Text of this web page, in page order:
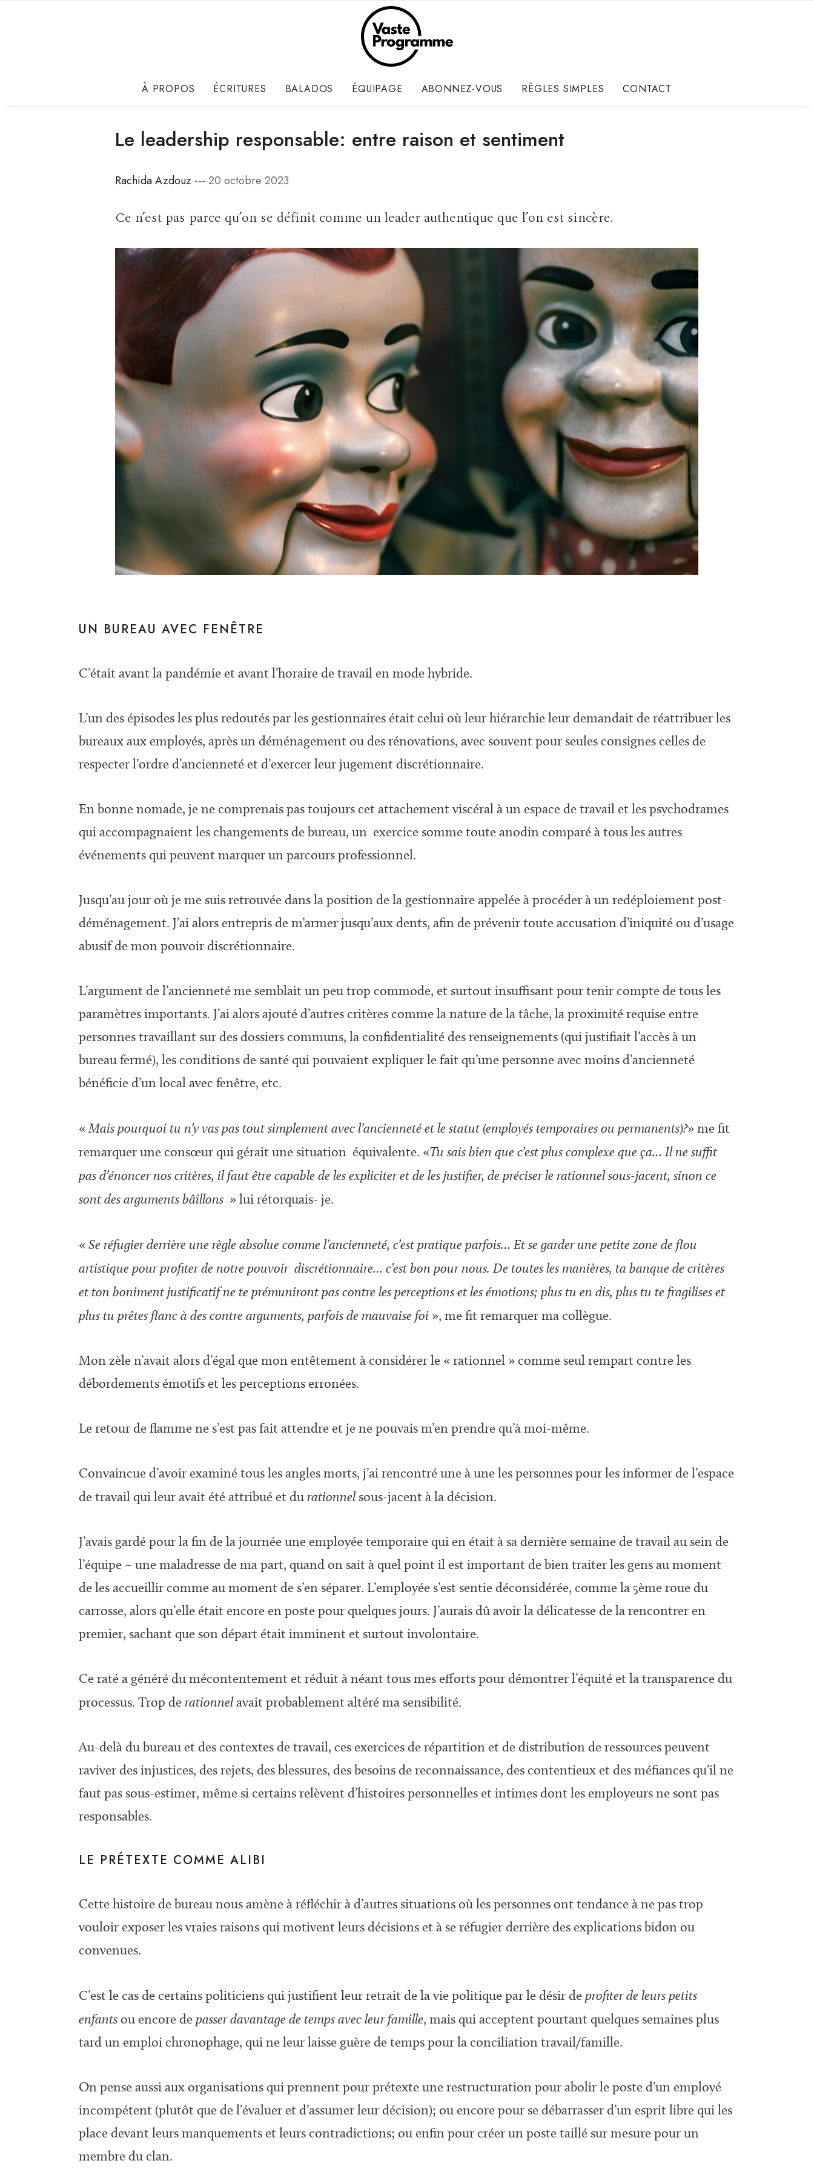
À PROPOS ÉCRITURES BALADOS ÉQUIPAGE ABONNEZ-VOUS RÈGLES SIMPLES CONTACT
Le leadership responsable: entre raison et sentiment
Rachida Azdouz --- 20 octobre 2023
Ce n’est pas parce qu’on se définit comme un leader authentique que l’on est sincère.
UN BUREAU AVEC FENÊTRE
C’était avant la pandémie et avant l’horaire de travail en mode hybride.
L’un des épisodes les plus redoutés par les gestionnaires était celui où leur hiérarchie leur demandait de réattribuer les
bureaux aux employés, après un déménagement ou des rénovations, avec souvent pour seules consignes celles de
respecter l’ordre d’ancienneté et d’exercer leur jugement discrétionnaire.
En bonne nomade, je ne comprenais pas toujours cet attachement viscéral à un espace de travail et les psychodrames
qui accompagnaient les changements de bureau, un exercice somme toute anodin comparé à tous les autres
événements qui peuvent marquer un parcours professionnel.
Jusqu’au jour où je me suis retrouvée dans la position de la gestionnaire appelée à procéder à un redéploiement post-
déménagement. J’ai alors entrepris de m’armer jusqu’aux dents, afin de prévenir toute accusation d’iniquité ou d’usage
abusif de mon pouvoir discrétionnaire.
L’argument de l’ancienneté me semblait un peu trop commode, et surtout insuffisant pour tenir compte de tous les
paramètres importants. J’ai alors ajouté d’autres critères comme la nature de la tâche, la proximité requise entre
personnes travaillant sur des dossiers communs, la confidentialité des renseignements (qui justifiait l’accès à un
bureau fermé), les conditions de santé qui pouvaient expliquer le fait qu’une personne avec moins d’ancienneté
bénéficie d’un local avec fenêtre, etc.
«Mais pourquoi tu n’y vas pas tout simplement avec l’ancienneté et le statut (employés temporaires ou permanents)?» me fit
remarquer une consœur qui gérait une situation équivalente. «Tu sais bien que c’est plus complexe que ça… Il ne suffit
pas d’énoncer nos critères, il faut être capable de les expliciter et de les justifier, de préciser le rationnel sous-jacent, sinon ce
sont des arguments bâillons » lui rétorquais- je.
«Se réfugier derrière une règle absolue comme l’ancienneté, c’est pratique parfois… Et se garder une petite zone de flou
artistique pour profiter de notre pouvoir discrétionnaire… c’est bon pour nous. De toutes les manières, ta banque de critères
et ton boniment justificatif ne te prémuniront pas contre les perceptions et les émotions; plus tu en dis, plus tu te fragilises et
plus tu prêtes flanc à des contre arguments, parfois de mauvaise foi », me fit remarquer ma collègue.
Mon zèle n’avait alors d’égal que mon entêtement à considérer le « rationnel » comme seul rempart contre les
débordements émotifs et les perceptions erronées.
Le retour de flamme ne s’est pas fait attendre et je ne pouvais m’en prendre qu’à moi-même.
Convaincue d’avoir examiné tous les angles morts, j’ai rencontré une à une les personnes pour les informer de l’espace
de travail qui leur avait été attribué et durationnelsous-jacent à la décision.
J’avais gardé pour la fin de la journée une employée temporaire qui en était à sa dernière semaine de travail au sein de
l’équipe – une maladresse de ma part, quand on sait à quel point il est important de bien traiter les gens au moment
de les accueillir comme au moment de s’en séparer. L’employée s’est sentie déconsidérée, comme la 5ème roue du
carrosse, alors qu’elle était encore en poste pour quelques jours. J’aurais dû avoir la délicatesse de la rencontrer en
premier, sachant que son départ était imminent et surtout involontaire.
Ce raté a généré du mécontentement et réduit à néant tous mes efforts pour démontrer l’équité et la transparence du
processus. Trop derationnelavait probablement altéré ma sensibilité.
Au-delà du bureau et des contextes de travail, ces exercices de répartition et de distribution de ressources peuvent
raviver des injustices, des rejets, des blessures, des besoins de reconnaissance, des contentieux et des méfiances qu’il ne
faut pas sous-estimer, même si certains relèvent d’histoires personnelles et intimes dont les employeurs ne sont pas
responsables.
LE PRÉTEXTE COMME ALIBI
Cette histoire de bureau nous amène à réfléchir à d’autres situations où les personnes ont tendance à ne pas trop
vouloir exposer les vraies raisons qui motivent leurs décisions et à se réfugier derrière des explications bidon ou
convenues.
C’est le cas de certains politiciens qui justifient leur retrait de la vie politique par le désir deprofiter de leurs petits
enfantsou encore depasser davantage de temps avec leur famille, mais qui acceptent pourtant quelques semaines plus
tard un emploi chronophage, qui ne leur laisse guère de temps pour la conciliation travail/famille.
On pense aussi aux organisations qui prennent pour prétexte une restructuration pour abolir le poste d’un employé
incompétent (plutôt que de l’évaluer et d’assumer leur décision); ou encore pour se débarrasser d’un esprit libre qui les
place devant leurs manquements et leurs contradictions; ou enfin pour créer un poste taillé sur mesure pour un
membre du clan.